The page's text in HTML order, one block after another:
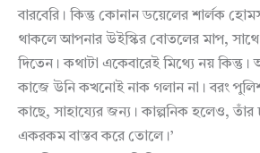
বারবেরি। কিন্তু কোনান ডয়েলের শার্লক
থাকলে আপনার উইস্কির বোতলের মাপ,
দিতেন। কথাটা একেবারেই মিথ্যে নয় কিন্তু।
কাজে উনি কখনোই নাক গলান না। বরং
কাছে, সাহায্যের জন্য। কাল্পনিক হলেও, তাঁর
একরকম বাস্তব করে তোলে।’